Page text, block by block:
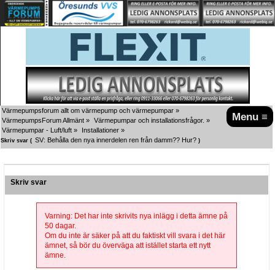
Menu ≡
Värmepumpsforum allt om värmepump och värmepumpar »
VärmepumpsForum Allmänt » Värmepumpar och installationsfrågor. »
Värmepumpar - Luft/luft » Installationer »
Skriv svar ( SV: Behålla den nya innerdelen ren från damm?? Hur? )
Skriv svar
Varning: Det har inte skrivits nya inlägg i detta ämne på
50 dagar.
Om du inte är säker på att du faktiskt vill svara i det här
ämnet, så bör du överväga att istället starta ett nytt
ämne.